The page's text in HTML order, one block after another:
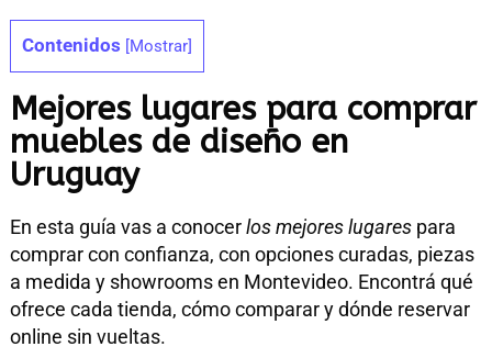
Contenidos Mostrar
Mejores lugares para comprar
muebles de diseño en
Uruguay
En esta guía vas a conocerlos mejores lugares para
comprar con confianza, con opciones curadas, piezas
a medida y showrooms en Montevideo. Encontrá qué
ofrece cada tienda, cómo comparar y dónde reservar
online sin vueltas.